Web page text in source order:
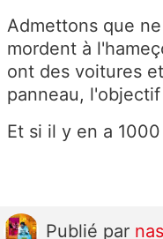
Admettons que
mordent à
ont des voitures
panneau,
Et si il y en a
Publié par